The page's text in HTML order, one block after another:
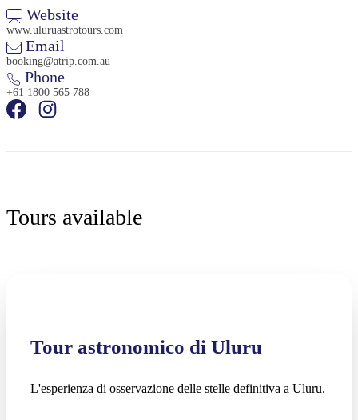
Website
www.uluruastrotours.com
Email
booking@atrip.com.au
Phone
+61 1800 565 788
Tours available
Tour astronomico di Uluru
L'esperienza di osservazione delle stelle definitiva a Uluru.